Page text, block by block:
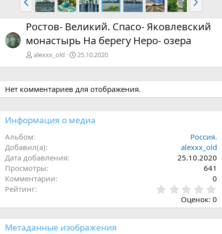
а
з
а
д
п
е
р
Ростов- Великий. Спасо- Яковлевский
монастырь На берегу Неро- озера
alexxx_old 25.10.2020
Нет комментариев для отображения.
Информация о медиа
Альбом
Россия.
Добавил(а)
alexxx_old
Дата добавления
25.10.2020
Просмотры
641
Комментарии
0
Рейтинг
0
0
Оценок: 0
Метаданные изображения